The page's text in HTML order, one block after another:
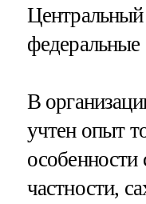
федеральные
В
учтен опыт
особенности
частности,